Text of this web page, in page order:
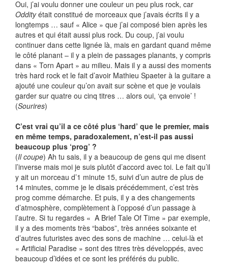
Oui, j’ai voulu donner une couleur un peu plus rock, car
Oddityétait constitué de morceaux que j’avais écrits il y a
longtemps … sauf « Alice » que j’ai composé bien après les
autres et qui était aussi plus rock. Du coup, j’ai voulu
continuer dans cette lignée là, mais en gardant quand même
le côté planant – il y a plein de passages planants, y compris
dans « Torn Apart » au milieu. Mais il y a aussi des moments
très hard rock et le fait d’avoir Mathieu Spaeter à la guitare a
ajouté une couleur qu’on avait sur scène et que je voulais
garder sur quatre ou cinq titres … alors oui, ‘ça envoie’ !
(Sourires)
C’est vrai qu’il a ce côté plus ‘hard’ que le premier, mais
en même temps, paradoxalement, n’est-il pas aussi
beaucoup plus ‘prog’ ?
(Il coupe) Ah tu sais, il y a beaucoup de gens qui me disent
l’inverse mais moi je suis plutôt d’accord avec toi. Le fait qu’il
y ait un morceau d’1 minute 15, suivi d’un autre de plus de
14 minutes, comme je le disais précédemment, c’est très
prog comme démarche. Et puis, il y a des changements
d’atmosphère, complètement à l’opposé d’un passage à
l’autre. Si tu regardes « A Brief Tale Of Time » par exemple,
il y a des moments très “babos”, très années soixante et
d’autres futuristes avec des sons de machine … celui-là et
« Artificial Paradise » sont des titres très développés, avec
beaucoup d’idées et ce sont les préférés du public.